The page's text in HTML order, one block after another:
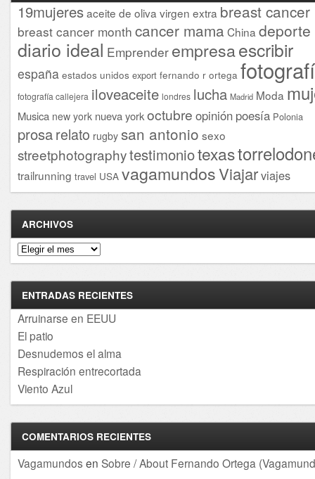
19mujeresaceite de oliva virgen extra breast cancer
breast cancer month cancer mama China deporte
diario ideal Emprender empresaescribir
españa estados unidos export fernando r ortega
fotografía callejera iloveaceite londres lucha Madrid Moda
Musica new york nueva yorkoctubre opinión poesía Polonia
prosarelato rugby san antonio sexo
streetphotographytestimoniotexas
trailrunning travel USA vagamundosViajarviajes
ARCHIVOS
Archivos
ENTRADAS RECIENTES
Arruinarse en EEUU
El patio
Desnudemos el alma
Respiración entrecortada
Viento Azul
COMENTARIOS RECIENTES
Vagamundos en Sobre / About Fernando Ortega